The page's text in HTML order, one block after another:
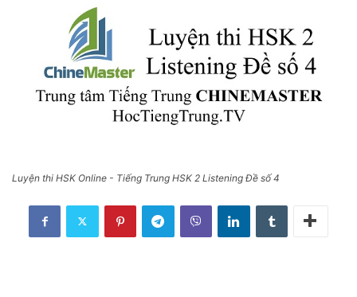
Luyện thi HSK Online - Tiếng Trung HSK 2 Listening Đề số 4